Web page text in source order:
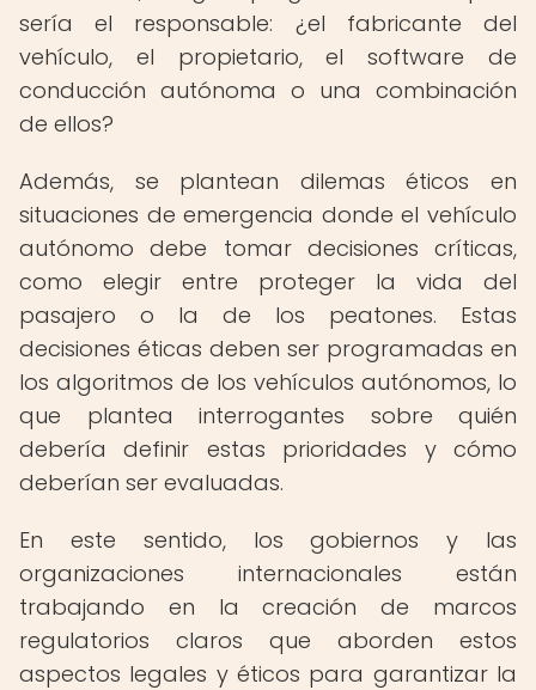
sería el responsable: ¿el fabricante del
vehículo, el propietario, el software de
conducción autónoma o una combinación
de ellos?
Además, se plantean dilemas éticos en
situaciones de emergencia donde el vehículo
autónomo debe tomar decisiones críticas,
como elegir entre proteger la vida del
pasajero o la de los peatones. Estas
decisiones éticas deben ser programadas en
los algoritmos de los vehículos autónomos, lo
que plantea interrogantes sobre quién
debería definir estas prioridades y cómo
deberían ser evaluadas.
En este sentido, los gobiernos y las
organizaciones internacionales están
trabajando en la creación de marcos
regulatorios claros que aborden estos
aspectos legales y éticos para garantizar la